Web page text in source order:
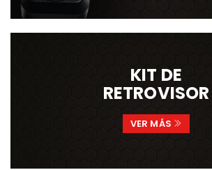
KIT DE
RETROVISOR
VER MÁS